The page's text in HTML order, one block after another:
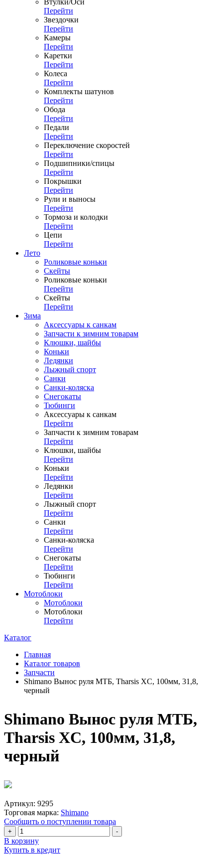
Втулки/Оси
Перейти
Звездочки
Перейти
Камеры
Перейти
Каретки
Перейти
Колеса
Перейти
Комплекты шатунов
Перейти
Обода
Перейти
Педали
Перейти
Переключение скоростей
Перейти
Подшипники/спицы
Перейти
Покрышки
Перейти
Рули и выносы
Перейти
Тормоза и колодки
Перейти
Цепи
Перейти
Лето
Роликовые коньки
Скейты
Роликовые коньки
Перейти
Скейты
Перейти
Зима
Аксессуары к санкам
Запчасти к зимним товарам
Клюшки, шайбы
Коньки
Ледянки
Лыжный спорт
Санки
Санки-коляска
Снегокаты
Тюбинги
Аксессуары к санкам
Перейти
Запчасти к зимним товарам
Перейти
Клюшки, шайбы
Перейти
Коньки
Перейти
Ледянки
Перейти
Лыжный спорт
Перейти
Санки
Перейти
Санки-коляска
Перейти
Снегокаты
Перейти
Тюбинги
Перейти
Мотоблоки
Мотоблоки
Мотоблоки
Перейти
Каталог
Главная
Каталог товаров
Запчасти
Shimano Вынос руля МТБ, Tharsis XC, 100мм, 31,8,
черный
Shimano Вынос руля МТБ,
Tharsis XC, 100мм, 31,8,
черный
Артикул: 9295
Торговая марка: Shimano
Сообщить о поступлении товара
+ -
В корзину
Купить в кредит